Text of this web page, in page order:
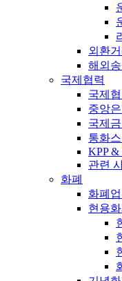
외환
해외
국제협력
국제
중앙
국제
통화
KPP &
관련
화폐
화폐
현용화